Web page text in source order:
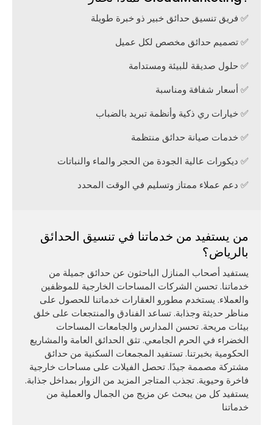
فريق تنسيق حدائق خبير ذو خبرة طويلة ✅
تصميم حدائق مخصص لكل عميل ✅
حلول صديقة للبيئة ومستدامة ✅
أسعار شفافة ومناسبة ✅
خيارات ري ذكية وأنظمة تبريد بالضباب ✅
خدمات صيانة حدائق منتظمة ✅
ديكورات عالية الجودة من الحجر والماء والنباتات ✅
دعم عملاء ممتاز وتسليم في الوقت المحدد ✅
من يستفيد من خدماتنا في تنسيق الحدائق
بالرياض؟
يستفيد أصحاب المنازل الباحثون عن حدائق جميلة من
خدماتنا. تحسن الشركات المساحات الخارجية للموظفين
والعملاء. يستخدم مطورو العقارات خدماتنا للحصول على
مناظر حديثة وجذابة. تساعد الفنادق والمنتجعات على خلق
بيئات مريحة. تحسن المدارس والجامعات المساحات
الخضراء في الحرم الجامعي. تثق الحدائق العامة والمشاريع
الحكومية بخبرتنا. تستفيد المجمعات السكنية من حدائق
مشتركة مصممة جيدًا. تحصل الفيلات على مساحات خارجية
فاخرة وحيوية. تجذب المتاجر المزيد من الزوار بمداخل جذابة.
يستفيد كل من يبحث عن مزيج من الجمال والعملية من
خدماتنا